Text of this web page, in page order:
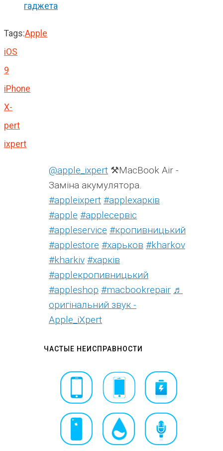
гаджета
Tags:Apple
iOS
9
iPhone
X-
pert
ixpert
@apple_ixpert ⚒️MacBook Air -
Заміна акумулятора.
#appleixpert #аррleхарків
#apple #аррleсервіс
#appleservice #кропивницький
#applestore #харьков #kharkov
#kharkiv #харків
#appleкропивницький
#appleshop #macbookrepair ♬
оригінальний звук -
Apple_iXpert
ЧАСТЫЕ НЕИСПРАВНОСТИ